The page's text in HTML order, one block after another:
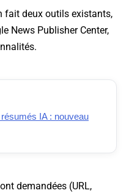
fait deux outils existants,
News Publisher Center,
IA : nouveau
demandées (URL,